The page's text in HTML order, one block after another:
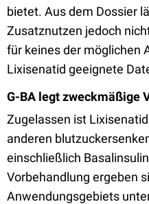
bietet. Aus dem Dossier
Zusatznutzen jedoch
für keines der möglichen
Lixisenatid geeignete
G-BA legt zweckmäßige
Zugelassen ist
anderen
einschließlich
Vorbehandlung ergeben
Anwendungsgebiets